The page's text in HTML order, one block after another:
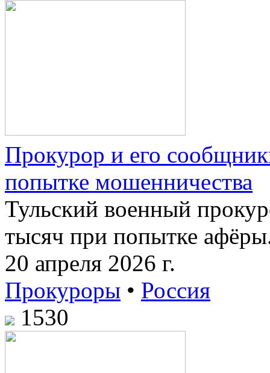
Прокурор и его
попытке мошенничества
Тульский военный
тысяч при попытке
20 апреля 2026 г.
Прокуроры • Россия
1530